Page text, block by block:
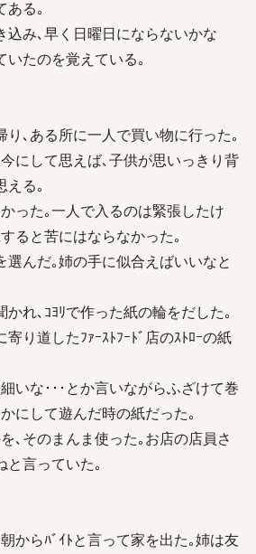
ある｡
込み､早く日曜日にならないかな
いたのを覚えている｡
り､ある所に一人で買い物に行った｡
にして思えば､子供が思いっきり背
える｡
った｡一人で入るのは緊張したけ
ると苦にはならなかった｡
選んだ｡姉の手に似合えばいいなと
かれ､ｺﾖﾘで作った紙の輪をだした｡
り道したﾌｧｰｽﾄﾌｰﾄﾞ店のｽﾄﾛｰの紙
いな･･･とか言いながらふざけて巻
にして遊んだ時の紙だった｡
､そのまんま使った｡お店の店員さ
と言っていた｡
からﾊﾞｲﾄと言って家を出た｡姉は友